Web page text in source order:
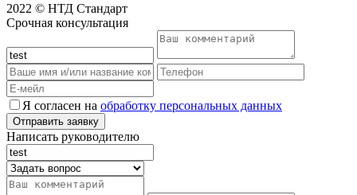
2022 © НТД Стандарт
Срочная консультация
Я согласен на обработку персональных данных
Написать руководителю